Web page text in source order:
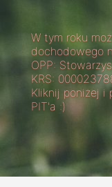
W tym roku
dochodowego
OPP:
KRS:
Kliknij poniżej i
PIT'a :)